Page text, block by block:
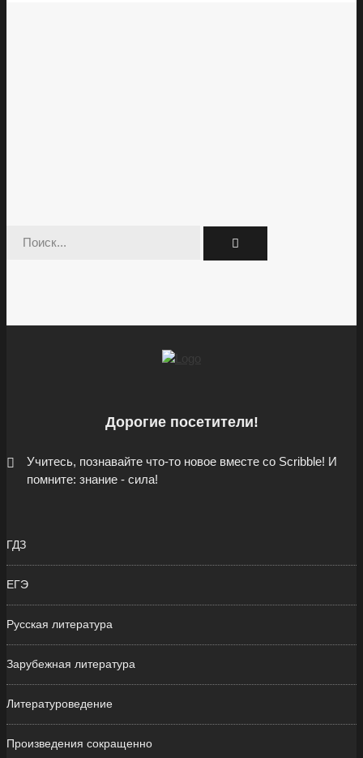
Дорогие посетители!
Учитесь, познавайте что-то новое вместе со Scribble! И
помните: знание - сила!
ГДЗ
ЕГЭ
Русская литература
Зарубежная литература
Литературоведение
Произведения сокращенно